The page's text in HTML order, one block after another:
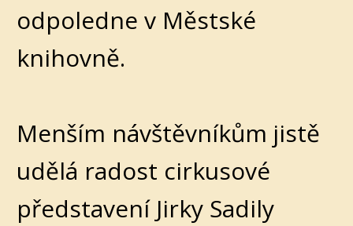
odpoledne v Městské
knihovně.
Menším návštěvníkům jistě
udělá radost cirkusové
představení Jirky Sadily